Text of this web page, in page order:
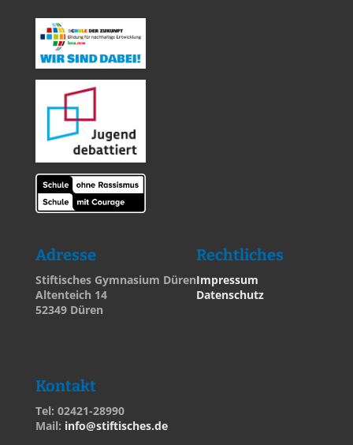
Adresse
Stiftisches Gymnasium Düren
Altenteich 14
52349 Düren
Rechtliches
Impressum
Datenschutz
Kontakt
Tel: 02421-28990
Mail: info@stiftisches.de